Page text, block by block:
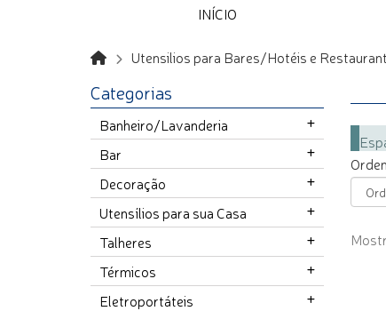
INÍCIO
Utensilios para Bares/Hotéis e
Categorias
Banheiro/Lavanderia
Bar
Decoração
Utensílios para sua Casa
Talheres
Térmicos
Eletroportáteis